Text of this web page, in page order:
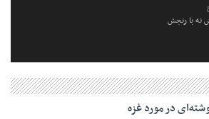
نه با رنجش
در مورد غزه